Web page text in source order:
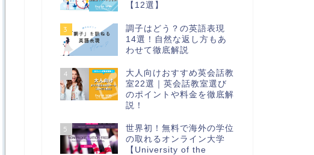
【12選】
3
調子はどう？の英語表現
14選！自然な返し方もあ
わせて徹底解説
4
大人向けおすすめ英会話教
室22選｜英会話教室選び
のポイントや料金を徹底解
説！
5
世界初！無料で海外の学位
の取れるオンライン大学
【University of the